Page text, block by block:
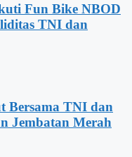
Fun Bike NBOD
TNI dan
Bersama TNI dan
Jembatan Merah